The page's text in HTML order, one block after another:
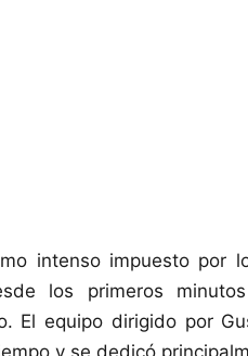
intenso impuesto por
los primeros
El equipo dirigido por